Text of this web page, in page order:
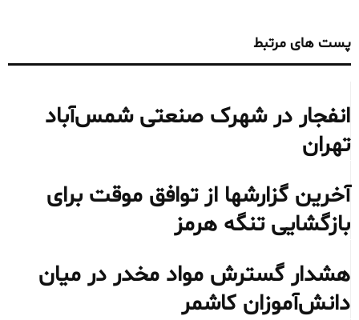
پست های مرتبط
انفجار در شهرک صنعتی شمس‌آباد
تهران
آخرین گزارشها از توافق موقت برای
بازگشایی تنگه هرمز
هشدار گسترش مواد مخدر در میان
دانش‌آموزان کاشمر